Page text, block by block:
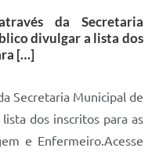
da Secretaria
divulgar a lista dos
[…]
Secretaria Municipal de
dos inscritos para as
e Enfermeiro.Acesse